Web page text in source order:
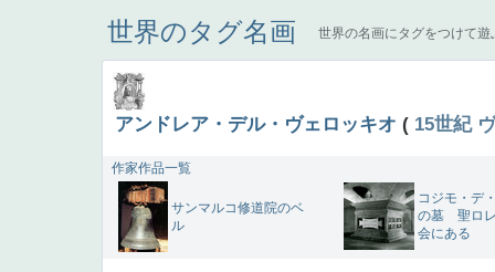
世界のタグ名画 世界の名画にタグをつけて遊
アンドレア・デル・ヴェロッキオ ( 15世紀
作家作品一覧
サンマルコ修道院のベ
ル
コジモ・デ
の墓 聖ロ
会にある